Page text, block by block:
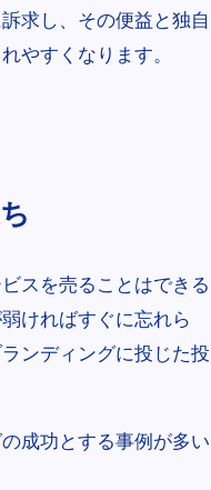
求し、その便益と独自
やすくなります。
スを売ることはできる
ければすぐに忘れら
ンディングに投じた投
成功とする事例が多い